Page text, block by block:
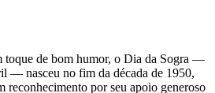
toque de bom humor, o Dia da Sogra —
— nasceu no fim da década de 1950,
reconhecimento por seu apoio generoso